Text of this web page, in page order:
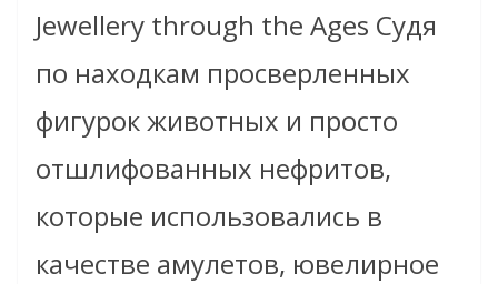
Jewellery through the Ages Судя
по находкам просверленных
фигурок животных и просто
отшлифованных нефритов,
которые использовались в
качестве амулетов, ювелирное